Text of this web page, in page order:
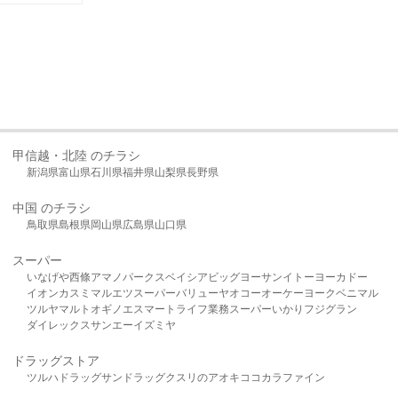
甲信越・北陸 のチラシ
新潟県富山県石川県福井県山梨県長野県
中国 のチラシ
鳥取県島根県岡山県広島県山口県
スーパー
いなげや西條アマノパークスベイシア ビッグヨーサンイトーヨーカドー
イオンカスミ マルエツスーパーバリューヤオコーオーケー ヨークベニマル
ツルヤマルト オギノ エスマート ライフ業務スーパーいかり フジグラン
ダイレックスサンエーイズミヤ
ドラッグストア
ツルハドラッグサンドラッグクスリのアオキ ココカラファイン